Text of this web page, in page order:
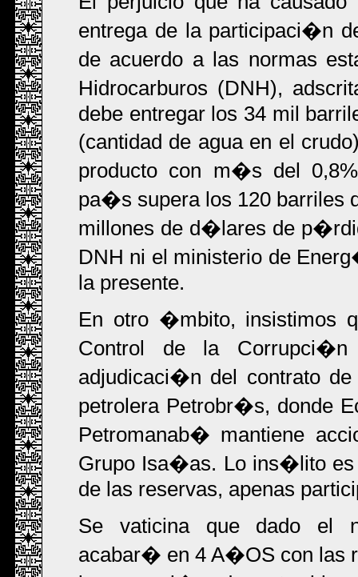
entrega de la participaci�n
de acuerdo a las normas
Hidrocarburos (DNH),
debe entregar los 34 mil
(cantidad de agua en el
producto con m�s del
pa�s supera los 120 barriles
millones de d�lares de
DNH ni el ministerio de
la presente.
En otro �mbito, insistimos
Control de la
adjudicaci�n del contrato
petrolera Petrobr�s, donde
Petromanab� mantiene
Grupo Isa�as. Lo ins�lito
de las reservas, apenas
Se vaticina que dado el
acabar� en 4 A�OS con las